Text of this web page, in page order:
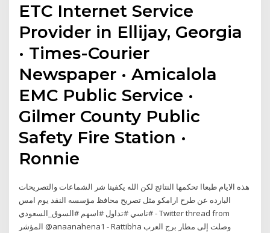
ETC Internet Service
Provider in Ellijay, Georgia
· Times-Courier
Newspaper · Amicalola
EMC Public Service ·
Gilmer County Public
Safety Fire Station ·
Ronnie
هذه الايام طبعاا تحكمها النتائج لكن الله يكفينا شر الشماعات والتصريحات
البارده عن طرح ارامكو مثل تصريح محافظ مؤسسه النقد يوم امس
#تاسي #تداول #اسهم #السوق_السعودي - Twitter thread from
المؤشر @anaanahena1 - Rattibha وصلت إلى مطار برج العرب